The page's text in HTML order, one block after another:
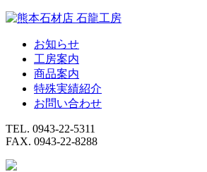
Skip
contentお知らせ
工房案内
商品案内
特殊実績紹介
お問い合わせ
TEL. 0943-22-5311
FAX. 0943-22-8288